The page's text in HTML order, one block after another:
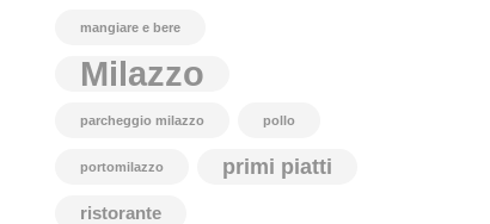
mangiare e bere
Milazzo
parcheggio milazzo pollo
portomilazzo primi piatti
ristorante